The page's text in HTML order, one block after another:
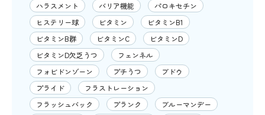
ハラスメント
バリア機能
パロキセチン
ヒステリー球
ビタミン
ビタミンB1
ビタミンB群
ビタミンC
ビタミンD
ビタミンD欠乏うつ
フェンネル
フォビドンゾーン
プチうつ
ブドウ
プライド
フラストレーション
フラッシュバック
プランク
ブルーマンデー